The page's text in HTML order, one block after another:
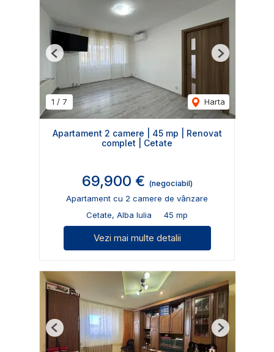
1 / 7 Harta
Previous Next
Apartament 2 camere | 45 mp | Renovat
complet | Cetate
69,900 € (negociabil)
Apartament cu 2 camere de vânzare
Cetate, Alba Iulia
45 mp
Vezi mai multe detalii
Previous Next